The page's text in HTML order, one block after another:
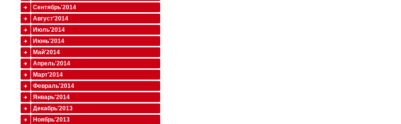
Сентябрь'2014
Август'2014
Июль'2014
Июнь'2014
Май'2014
Апрель'2014
Март'2014
Февраль'2014
Январь'2014
Декабрь'2013
Ноябрь'2013